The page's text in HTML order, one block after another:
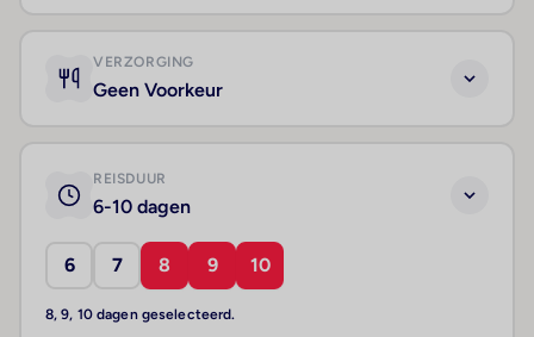
VERZORGING
Geen Voorkeur
REISDUUR
6-10 dagen
6 7 8 9 10
8, 9, 10 dagen geselecteerd.